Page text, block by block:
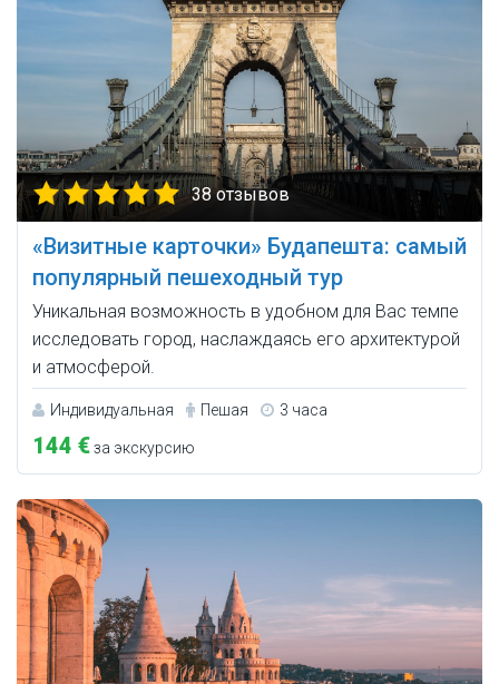
38 отзывов
«Визитные карточки» Будапешта: самый
популярный пешеходный тур
Уникальная возможность в удобном для Вас темпе
исследовать город, наслаждаясь его архитектурой
и атмосферой.
Индивидуальная Пешая 3 часа
144 €за экскурсию